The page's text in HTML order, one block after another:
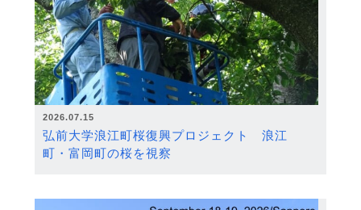
2026.07.15
弘前大学浪江町桜復興プロジェクト 浪江
町・富岡町の桜を視察